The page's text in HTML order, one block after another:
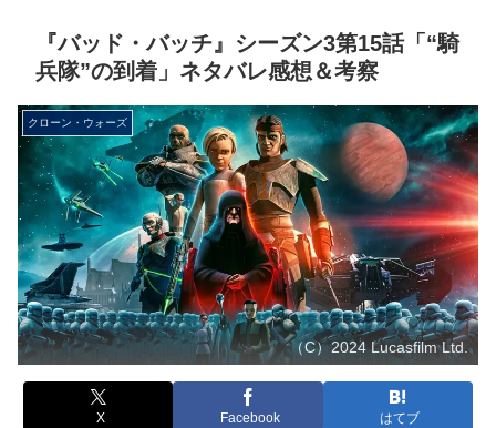
『バッド・バッチ』シーズン3第15話「“騎
兵隊”の到着」ネタバレ感想＆考察
クローン・ウォーズ
（C）2024 Lucasfilm Ltd.
X Facebook はてブ